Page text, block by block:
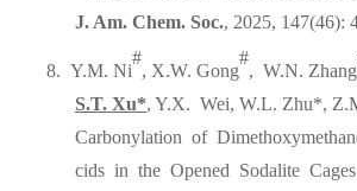
J. Am. Chem. Soc., 2025, 147(46):
8. Y.M. Ni
#
, X.W. Gong
#
, W.N. Zhang
S.T. Xu*, Y.X. Wei, W.L. Zhu*,
Carbonylation of
cids in the Opened Sodalite